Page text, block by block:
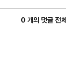
0 개의 댓글 전